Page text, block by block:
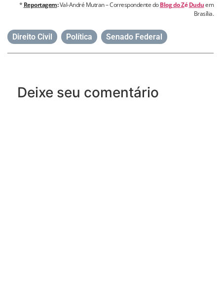
* Reportagem:Val-André Mutran – Correspondente doBlog do ZéDuduem
Brasília.
Direito Civil Política Senado Federal
Deixe seu comentário